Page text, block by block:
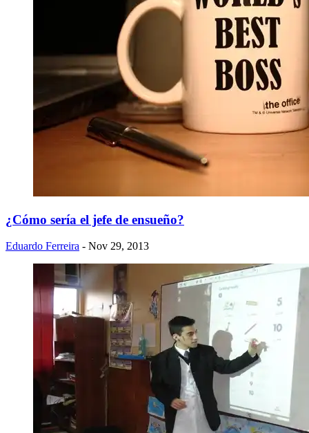
¿Cómo sería el jefe de ensueño?
Eduardo Ferreira - Nov 29, 2013